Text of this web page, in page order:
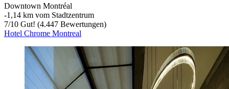
Downtown Montréal
‐1,14 km vom Stadtzentrum
7/10 Gut! (4.447 Bewertungen)
Hotel Chrome Montreal